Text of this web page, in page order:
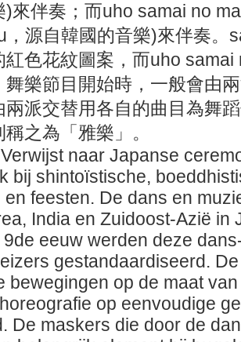
)來伴奏；而uho samai no
，源自韓國的音樂)來伴奏。
紅色花紋圖案，而uho
舞樂節目開始時，一般會由
兩派交替用各自的曲目為舞
稱之為「雅樂」。
Verwijst naar Japanse
bij shintoïstische,
en feesten. De dans en
India en Zuidoost-Azië in
eeuw werden deze
gestandaardiseerd.
bewegingen op de maat
op eenvoudige
De maskers die door de